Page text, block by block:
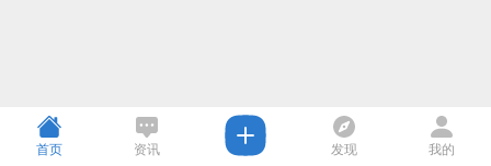
首页 资讯 发现 我的